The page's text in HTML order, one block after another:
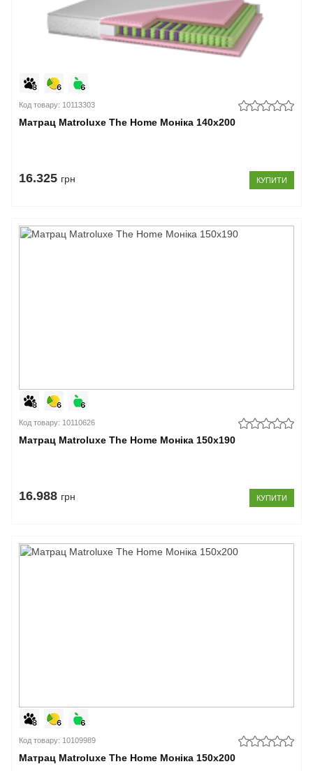
Код товару: 10113303
Матрац Matroluxe The Home Моніка 140x200
16.325 грн КУПИТИ
Код товару: 10110626
Матрац Matroluxe The Home Моніка 150x190
16.988 грн КУПИТИ
Код товару: 10109989
Матрац Matroluxe The Home Моніка 150x200